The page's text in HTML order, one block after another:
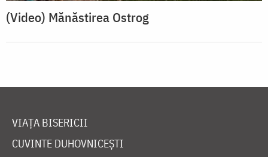
(Video) Mănăstirea Ostrog
VIAȚA BISERICII
CUVINTE DUHOVNICEȘTI